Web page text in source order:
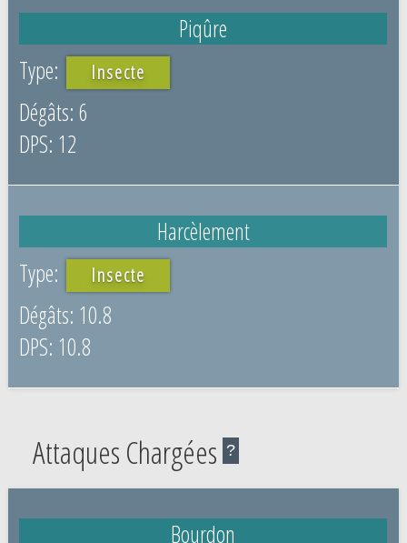
Piqûre
Insecte
6
12
Harcèlement
Insecte
10.8
10.8
Attaques Chargées ?
Bourdon